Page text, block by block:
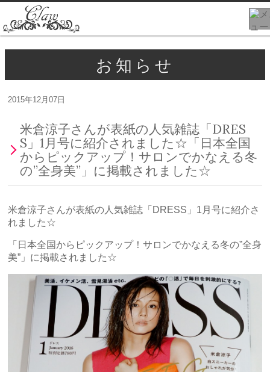
お知らせ
2015年12月07日
米倉涼子さんが表紙の人気雑誌「DRES
S」1月号に紹介されました☆「日本全国
からピックアップ！サロンでかなえる冬
の”全身美”」に掲載されました☆
米倉涼子さんが表紙の人気雑誌「DRESS」1月号に紹介さ
れました☆
「日本全国からピックアップ！サロンでかなえる冬の”全身
美”」に掲載されました☆